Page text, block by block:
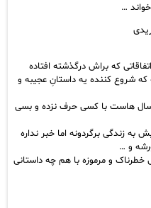
…
که براش درگذشته افتاده
که شروع کننده یه داستان‌ِ عجیبه و
سال هاست با کسی حرف نزده و بسی
زندگی برگردونه اما خبر نداره
و …
خطرناک و مرموزه با هم چه داستانی